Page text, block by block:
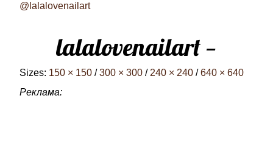
@lalalovenailart
lalalovenailart —
Sizes: 150 × 150 / 300 × 300 / 240 × 240 / 640 × 640
Реклама: